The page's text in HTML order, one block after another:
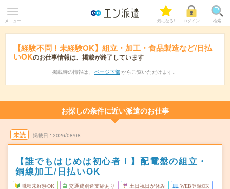
メニュー 気になる! ログイン 検索
【経験不問！未経験OK】組立・加工・食品製造など/日払
いOKのお仕事情報は、掲載が終了しています
掲載時の情報は、 ページ下部 からご覧いただけます。
お探しの条件に近い派遣のお仕事
未読 掲載日 2026/08/08
【誰でもはじめは初心者！】配電盤の組立・
銅線加工/日払いOK
職種未経験OK 交通費別途支給あり 土日祝日が休み WEB登録OK